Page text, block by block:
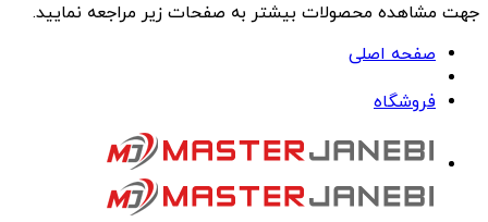
جهت مشاهده محصولات بیشتر به صفحات زیر مراجعه نمایید.
صفحه اصلی
فروشگاه